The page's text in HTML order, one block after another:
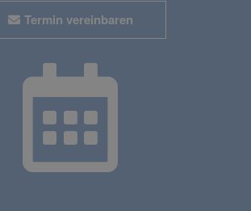
Termin vereinbaren